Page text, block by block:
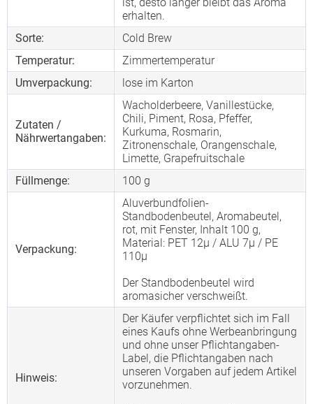
erhalten.
Sorte:
Cold Brew
Temperatur:
Zimmertemperatur
Umverpackung:
lose im Karton
Zutaten /
Nährwertangaben:
Wacholderbeere, Vanillestücke,
Chili, Piment, Rosa, Pfeffer,
Kurkuma, Rosmarin,
Zitronenschale, Orangenschale,
Limette, Grapefruitschale
Füllmenge:
100 g
Verpackung:
Aluverbundfolien-
Standbodenbeutel, Aromabeutel,
rot, mit Fenster, Inhalt 100 g,
Material: PET 12µ / ALU 7µ / PE
110µ
Der Standbodenbeutel wird
aromasicher verschweißt.
Hinweis:
Der Käufer verpflichtet sich im Fall
eines Kaufs ohne Werbeanbringung
und ohne unser Pflichtangaben-
Label, die Pflichtangaben nach
unseren Vorgaben auf jedem Artikel
vorzunehmen.